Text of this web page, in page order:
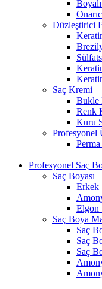
Düzleştirici
Saç Kremi
Bukle
Renk
Kuru
Profesyonel
Profesyonel Saç
Saç Boyası
Erkek
Elgon
Saç Boya
Saç
Saç
Saç